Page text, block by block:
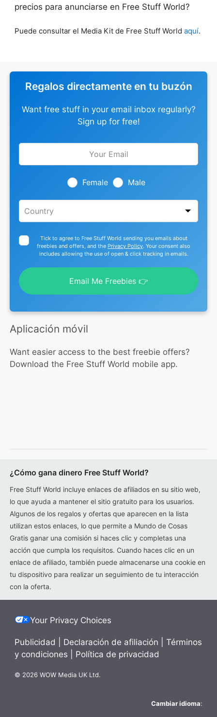
precios para anunciarse en Free Stuff World?
Puede consultar el Media Kit de Free Stuff World aquí.
Regalos directamente en tu buzón
Want free stuff in your email inbox regularly?
Sign up for free!
Leave
Female Male
Tick to agree to Free Stuff World sending you emails about
freebies and offers, and the Privacy Policy. Your consent also
includes allowing the use of open & click tracking in emails.
Email Me Freebies 👉
Aplicación móvil
Want easier access to the best freebie offers?
Download the Free Stuff World mobile app.
¿Cómo gana dinero Free Stuff World?
Free Stuff World incluye enlaces de afiliados en su sitio web,
lo que ayuda a mantener el sitio gratuito para los usuarios.
Algunos de los regalos y ofertas que aparecen en la lista
utilizan estos enlaces, lo que permite a Mundo de Cosas
Gratis ganar una comisión si haces clic y completas una
acción que cumpla los requisitos. Cuando haces clic en un
enlace de afiliado, también puede almacenarse una cookie en
tu dispositivo para realizar un seguimiento de tu interacción
con la oferta.
Your Privacy Choices
Publicidad Declaración de afiliación
Términos
y condiciones
Política de privacidad
© 2026 WOW Media UK Ltd.
Cambiar idioma: